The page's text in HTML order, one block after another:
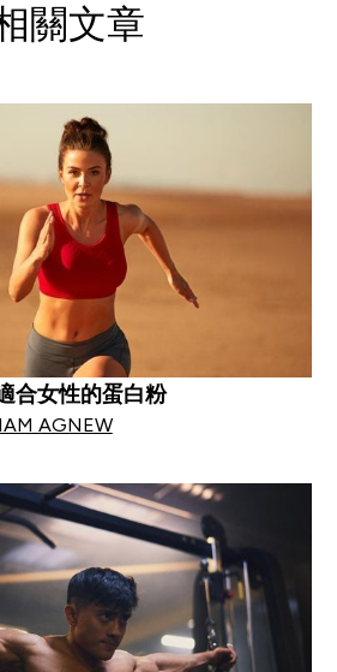
關文章
合女性的蛋白粉
AGNEW